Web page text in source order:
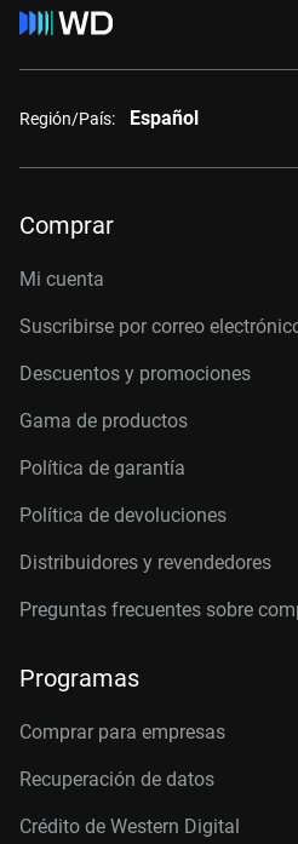
Región/País: Español
Comprar
Mi cuenta
Suscribirse por correo
Descuentos y promociones
Gama de productos
Política de garantía
Política de devoluciones
Distribuidores y revendedores
Preguntas frecuentes sobre
Programas
Comprar para empresas
Recuperación de datos
Crédito de Western Digital